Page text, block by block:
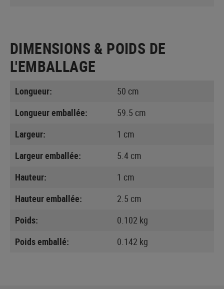
DIMENSIONS & POIDS DE
L'EMBALLAGE
Longueur:
50 cm
Longueur emballée:
59.5 cm
Largeur:
1 cm
Largeur emballée:
5.4 cm
Hauteur:
1 cm
Hauteur emballée:
2.5 cm
Poids:
0.102 kg
Poids emballé:
0.142 kg